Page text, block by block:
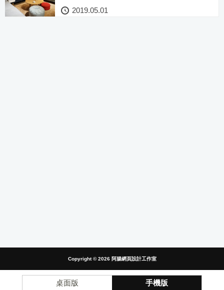
2019.05.01
Copyright © 2026 阿腸網頁設計工作室
桌面版 手機版